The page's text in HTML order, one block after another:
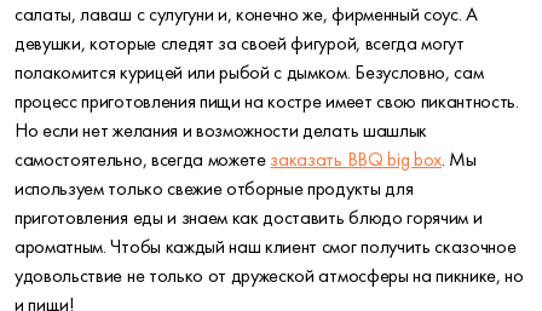
салаты, лаваш с сулугуни и, конечно же, фирменный соус. А
девушки, которые следят за своей фигурой, всегда могут
полакомится курицей или рыбой с дымком. Безусловно, сам
процесс приготовления пищи на костре имеет свою пикантность.
Но если нет желания и возможности делать шашлык
самостоятельно, всегда можете заказать BBQ big box . Мы
используем только свежие отборные продукты для
приготовления еды и знаем как доставить блюдо горячим и
ароматным. Чтобы каждый наш клиент смог получить сказочное
удовольствие не только от дружеской атмосферы на пикнике, но
и пищи!